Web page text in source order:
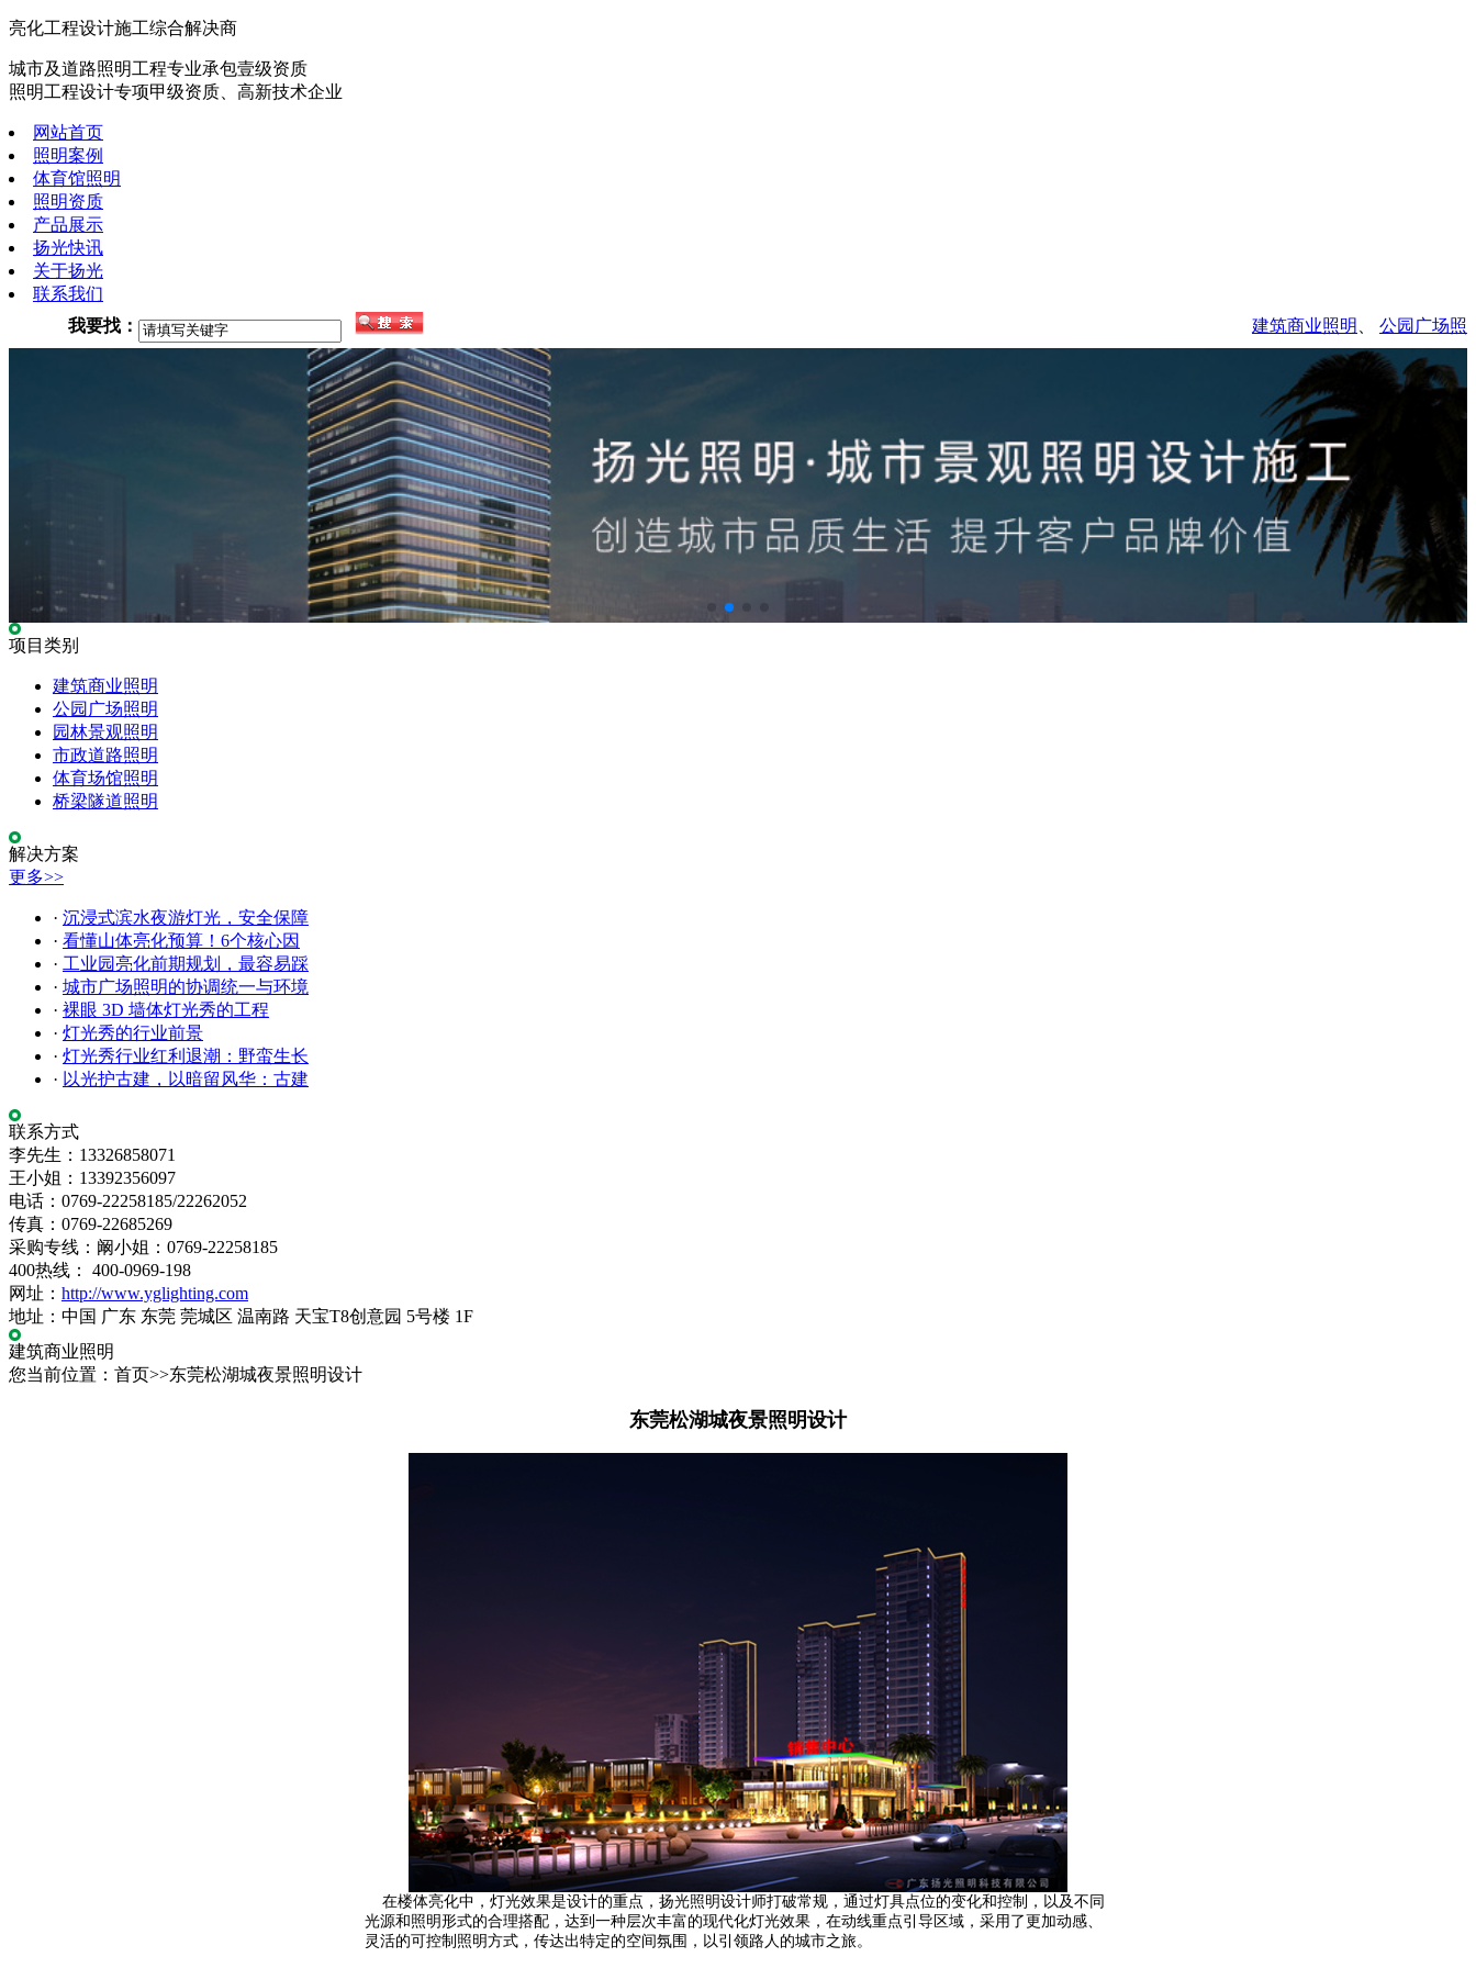
亮化工程设计施工综合解决商
城市及道路照明工程专业承包壹级资质
照明工程设计专项甲级资质、高新技术企业
网站首页
照明案例
体育馆照明
照明资质
产品展示
扬光快讯
关于扬光
联系我们
我要找：
建筑商业照明、 公园广场照明
项目类别
建筑商业照明
公园广场照明
园林景观照明
市政道路照明
体育场馆照明
桥梁隧道照明
解决方案
更多>>
· 沉浸式滨水夜游灯光，安全保障
· 看懂山体亮化预算！6个核心因
· 工业园亮化前期规划，最容易踩
· 城市广场照明的协调统一与环境
· 裸眼 3D 墙体灯光秀的工程
· 灯光秀的行业前景
· 灯光秀行业红利退潮：野蛮生长
· 以光护古建，以暗留风华：古建
联系方式
李先生：13326858071
王小姐：13392356097
电话：0769-22258185/22262052
传真：0769-22685269
采购专线：阚小姐：0769-22258185
400热线： 400-0969-198
网址： http://www.yglighting.com
地址：中国 广东 东莞 莞城区 温南路 天宝T8创意园 5号楼 1F
建筑商业照明
您当前位置：首页>>东莞松湖城夜景照明设计
东莞松湖城夜景照明设计
详细介绍
在楼体亮化中，灯光效果是设计的重点，扬光照明设计师打破常规，通过灯具点位的变化和控制，以及不同
光源和照明形式的合理搭配，达到一种层次丰富的现代化灯光效果，在动线重点引导区域，采用了更加动感、
灵活的可控制照明方式，传达出特定的空间氛围，以引领路人的城市之旅。